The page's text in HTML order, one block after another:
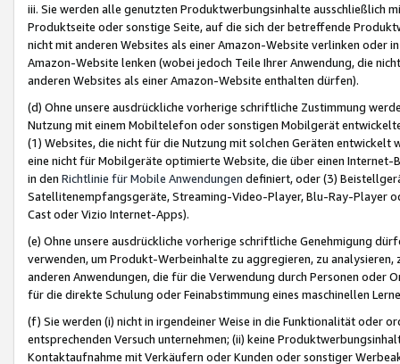
iii. Sie werden alle genutzten Produktwerbungsinhalte ausschließlich
Produktseite oder sonstige Seite, auf die sich der betreffende
nicht mit anderen Websites als einer Amazon-Website verlinken oder
Amazon-Website lenken (wobei jedoch Teile Ihrer Anwendung, die
anderen Websites als einer Amazon-Website enthalten dürfen).
(d) Ohne unsere ausdrückliche vorherige schriftliche Zustimmung
Nutzung mit einem Mobiltelefon oder sonstigen Mobilgerät
(1) Websites, die nicht für die Nutzung mit solchen Geräten
eine nicht für Mobilgeräte optimierte Website, die über einen
in den Richtlinie für Mobile Anwendungen definiert, oder (3)
Satellitenempfangsgeräte, Streaming-Video-Player, Blu-Ray-Player
Cast oder Vizio Internet-Apps).
(e) Ohne unsere ausdrückliche vorherige schriftliche Genehmigung
verwenden, um Produkt-Werbeinhalte zu aggregieren, zu
anderen Anwendungen, die für die Verwendung durch Personen
für die direkte Schulung oder Feinabstimmung eines maschinellen
(f) Sie werden (i) nicht in irgendeiner Weise in die Funktionalität oder
entsprechenden Versuch unternehmen; (ii) keine
Kontaktaufnahme mit Verkäufern oder Kunden oder sonstiger